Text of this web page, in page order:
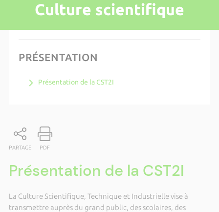
Culture scientifique
PRÉSENTATION
Présentation de la CST2I
PARTAGE PDF
Présentation de la CST2I
La Culture Scientifique, Technique et Industrielle vise à
transmettre auprès du grand public, des scolaires, des